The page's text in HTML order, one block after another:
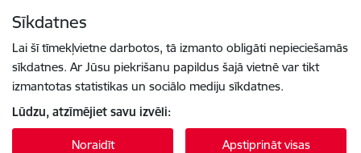
Sīkdatnes
Lai šī tīmekļvietne darbotos, tā izmanto obligāti nepieciešamās
sīkdatnes. Ar Jūsu piekrišanu papildus šajā vietnē var tikt
izmantotas statistikas un sociālo mediju sīkdatnes.
Lūdzu, atzīmējiet savu izvēli:
Noraidīt Apstiprināt visas